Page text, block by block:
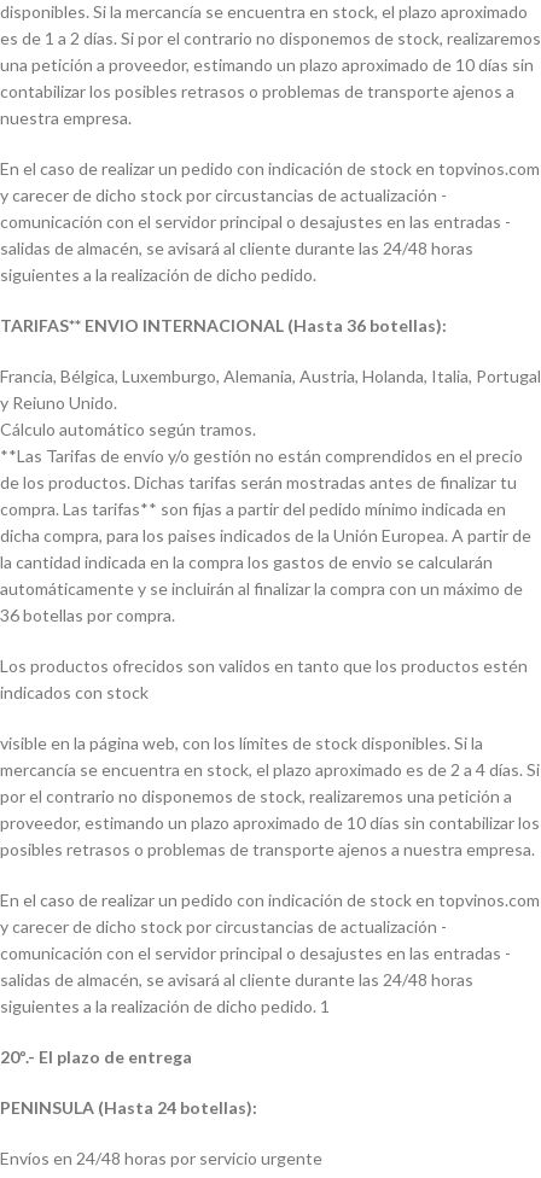
disponibles. Si la mercancía se encuentra en stock, el plazo aproximado
es de 1 a 2 días. Si por el contrario no disponemos de stock, realizaremos
una petición a proveedor, estimando un plazo aproximado de 10 días sin
contabilizar los posibles retrasos o problemas de transporte ajenos a
nuestra empresa.
En el caso de realizar un pedido con indicación de stock en topvinos.com
y carecer de dicho stock por circustancias de actualización -
comunicación con el servidor principal o desajustes en las entradas -
salidas de almacén, se avisará al cliente durante las 24/48 horas
siguientes a la realización de dicho pedido.
TARIFAS** ENVIO INTERNACIONAL (Hasta 36 botellas):
Francia, Bélgica, Luxemburgo, Alemania, Austria, Holanda, Italia, Portugal
y Reiuno Unido.
Cálculo automático según tramos.
**Las Tarifas de envío y/o gestión no están comprendidos en el precio
de los productos. Dichas tarifas serán mostradas antes de finalizar tu
compra. Las tarifas** son fijas a partir del pedido mínimo indicada en
dicha compra, para los paises indicados de la Unión Europea. A partir de
la cantidad indicada en la compra los gastos de envio se calcularán
automáticamente y se incluirán al finalizar la compra con un máximo de
36 botellas por compra.
Los productos ofrecidos son validos en tanto que los productos estén
indicados con stock
visible en la página web, con los límites de stock disponibles. Si la
mercancía se encuentra en stock, el plazo aproximado es de 2 a 4 días. Si
por el contrario no disponemos de stock, realizaremos una petición a
proveedor, estimando un plazo aproximado de 10 días sin contabilizar los
posibles retrasos o problemas de transporte ajenos a nuestra empresa.
En el caso de realizar un pedido con indicación de stock en topvinos.com
y carecer de dicho stock por circustancias de actualización -
comunicación con el servidor principal o desajustes en las entradas -
salidas de almacén, se avisará al cliente durante las 24/48 horas
siguientes a la realización de dicho pedido. 1
20º.- El plazo de entrega
PENINSULA (Hasta 24 botellas):
Envíos en 24/48 horas por servicio urgente